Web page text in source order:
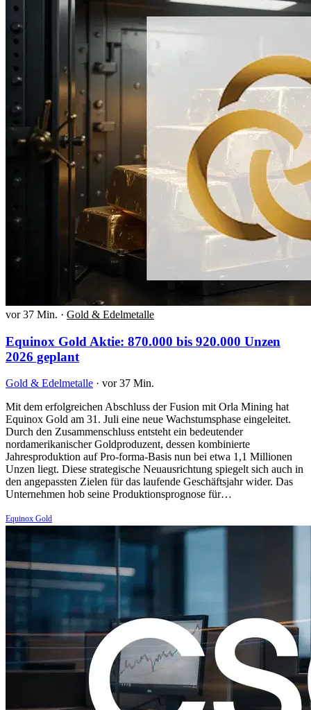
vor 37 Min. · Gold & Edelmetalle
Equinox Gold Aktie: 870.000 bis 920.000 Unzen
2026 geplant
Gold & Edelmetalle · vor 37 Min.
Mit dem erfolgreichen Abschluss der Fusion mit Orla Mining hat
Equinox Gold am 31. Juli eine neue Wachstumsphase eingeleitet.
Durch den Zusammenschluss entsteht ein bedeutender
nordamerikanischer Goldproduzent, dessen kombinierte
Jahresproduktion auf Pro-forma-Basis nun bei etwa 1,1 Millionen
Unzen liegt. Diese strategische Neuausrichtung spiegelt sich auch in
den angepassten Zielen für das laufende Geschäftsjahr wider. Das
Unternehmen hob seine Produktionsprognose für…
Equinox Gold